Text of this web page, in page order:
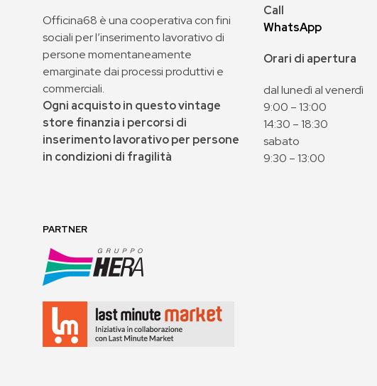
Officina68 è una cooperativa con fini
sociali per l’inserimento lavorativo di
persone momentaneamente
emarginate dai processi produttivi e
commerciali.
Ogni acquisto in questo vintage
store finanzia i percorsi di
inserimento lavorativo per persone
in condizioni di fragilità
Call
WhatsApp
Orari di apertura
dal lunedì al venerdì
9:00 – 13:00
14:30 – 18:30
sabato
9:30 – 13:00
PARTNER